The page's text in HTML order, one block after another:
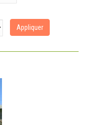
Appliquer